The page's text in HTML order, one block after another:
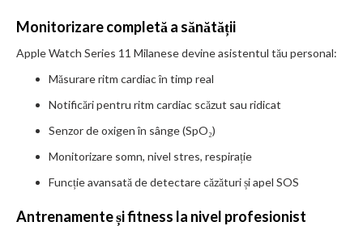
Monitorizare completă a sănătății
Apple Watch Series 11 Milanese devine asistentul tău personal:
Măsurare ritm cardiac în timp real
Notificări pentru ritm cardiac scăzut sau ridicat
Senzor de oxigen în sânge (SpO₂)
Monitorizare somn, nivel stres, respirație
Funcție avansată de detectare căzături și apel SOS
Antrenamente și fitness la nivel profesionist